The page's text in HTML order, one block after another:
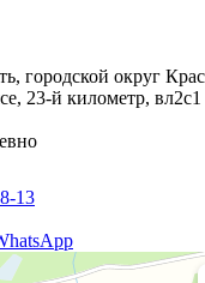
городской округ
23-й километр, вл2с1
13